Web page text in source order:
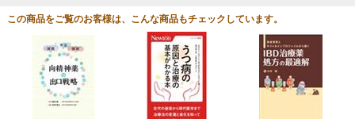
この商品をご覧のお客様は、こんな商品もチェックしています。